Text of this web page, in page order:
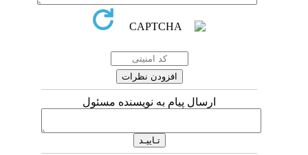
ارسال پیام به نویسنده مسئول